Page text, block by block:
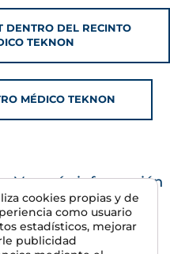
DENTRO DEL RECINTO
TEKNON
MÉDICO TEKNON
cookies propias y de
como usuario
estadísticos, mejorar
publicidad